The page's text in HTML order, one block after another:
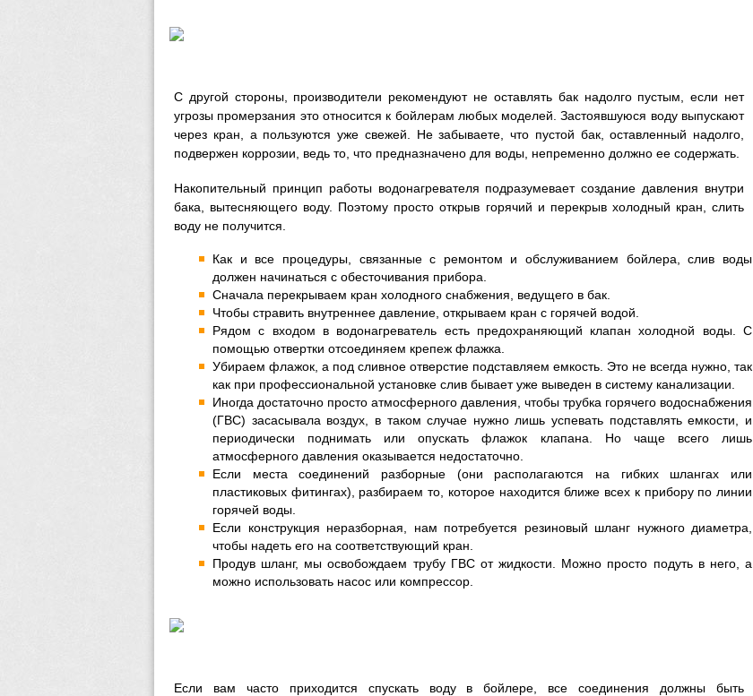
С другой стороны, производители рекомендуют не оставлять бак надолго пустым, если нет
угрозы промерзания это относится к бойлерам любых моделей. Застоявшуюся воду выпускают
через кран, а пользуются уже свежей. Не забываете, что пустой бак, оставленный надолго,
подвержен коррозии, ведь то, что предназначено для воды, непременно должно ее содержать.
Накопительный принцип работы водонагревателя подразумевает создание давления внутри
бака, вытесняющего воду. Поэтому просто открыв горячий и перекрыв холодный кран, слить
воду не получится.
Как и все процедуры, связанные с ремонтом и обслуживанием бойлера, слив воды
должен начинаться с обесточивания прибора.
Сначала перекрываем кран холодного снабжения, ведущего в бак.
Чтобы стравить внутреннее давление, открываем кран с горячей водой.
Рядом с входом в водонагреватель есть предохраняющий клапан холодной воды. С
помощью отвертки отсоединяем крепеж флажка.
Убираем флажок, а под сливное отверстие подставляем емкость. Это не всегда нужно, так
как при профессиональной установке слив бывает уже выведен в систему канализации.
Иногда достаточно просто атмосферного давления, чтобы трубка горячего водоснабжения
(ГВС) засасывала воздух, в таком случае нужно лишь успевать подставлять емкости, и
периодически поднимать или опускать флажок клапана. Но чаще всего лишь
атмосферного давления оказывается недостаточно.
Если места соединений разборные (они располагаются на гибких шлангах или
пластиковых фитингах), разбираем то, которое находится ближе всех к прибору по линии
горячей воды.
Если конструкция неразборная, нам потребуется резиновый шланг нужного диаметра,
чтобы надеть его на соответствующий кран.
Продув шланг, мы освобождаем трубу ГВС от жидкости. Можно просто подуть в него, а
можно использовать насос или компрессор.
Если вам часто приходится спускать воду в бойлере, все соединения должны быть